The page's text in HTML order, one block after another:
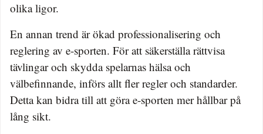
olika ligor.
En annan trend är ökad professionalisering och
reglering av e-sporten. För att säkerställa rättvisa
tävlingar och skydda spelarnas hälsa och
välbefinnande, införs allt fler regler och standarder.
Detta kan bidra till att göra e-sporten mer hållbar på
lång sikt.